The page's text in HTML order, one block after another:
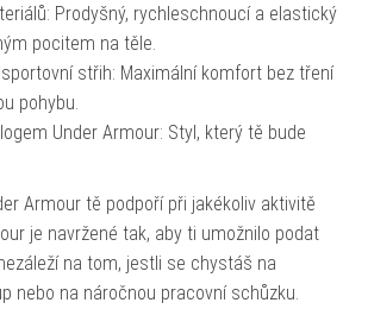
Prodyšný, rychleschnoucí a elastický
pocitem na těle.
střih: Maximální komfort bez tření
pohybu.
Under Armour: Styl, který tě bude
Armour tě podpoří při jakékoliv aktivitě
je navržené tak, aby ti umožnilo podat
na tom, jestli se chystáš na
nebo na náročnou pracovní schůzku.